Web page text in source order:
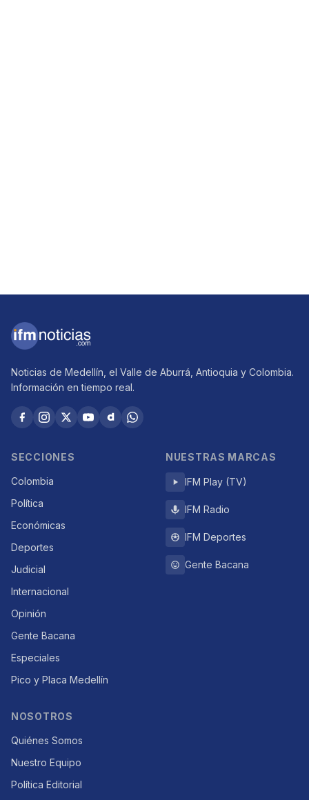
Noticias de Medellín, el Valle de Aburrá, Antioquia y Colombia.
Información en tiempo real.
SECCIONES
Colombia
Política
Económicas
Deportes
Judicial
Internacional
Opinión
Gente Bacana
Especiales
Pico y Placa Medellín
NUESTRAS MARCAS
IFM Play (TV)
IFM Radio
IFM Deportes
Gente Bacana
NOSOTROS
Quiénes Somos
Nuestro Equipo
Política Editorial